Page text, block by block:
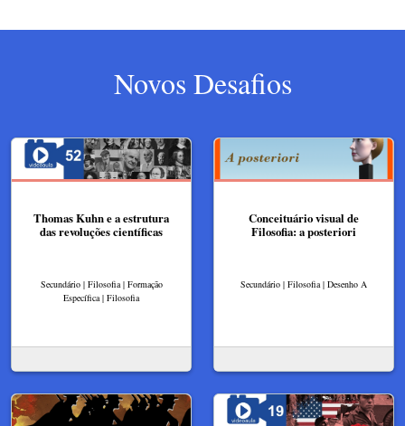
Novos Desafios
Thomas Kuhn e a estrutura
das revoluções científicas
Secundário | Filosofia | Formação
Específica | Filosofia
Conceituário visual de
Filosofia: a posteriori
Secundário | Filosofia | Desenho A